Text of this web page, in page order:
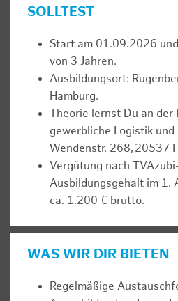
SOLLTEST
Start am 01.09.2026
von 3 Jahren.
Ausbildungsort:
Hamburg.
Theorie lernst Du an der
gewerbliche Logistik
Wendenstr. 268, 20537
Vergütung nach
Ausbildungsgehalt im 1.
ca. 1.200 € brutto.
WAS WIR DIR BIETEN
Regelmäßige